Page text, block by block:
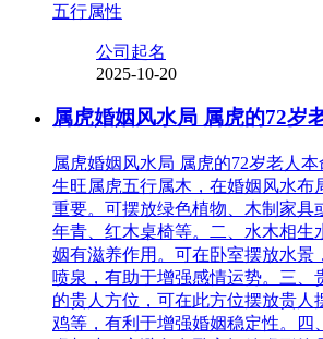
五行属性
公司起名
2025-10-20
属虎婚姻风水局 属虎的72岁
属虎婚姻风水局 属虎的72岁老人
生旺属虎五行属木，在婚姻风水布
重要。可摆放绿色植物、木制家具
年青、红木桌椅等。二、水木相生
姻有滋养作用。可在卧室摆放水景
喷泉，有助于增强感情运势。三、
的贵人方位，可在此方位摆放贵人
鸡等，有利于增强婚姻稳定性。四